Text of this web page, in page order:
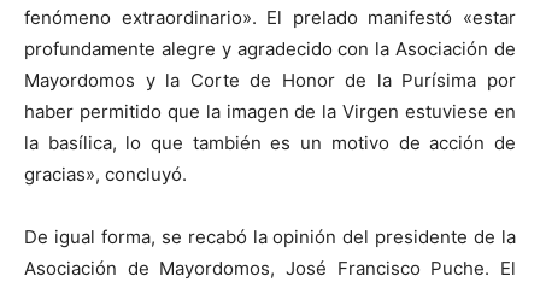
fenómeno extraordinario». El prelado manifestó «estar
profundamente alegre y agradecido con la Asociación de
Mayordomos y la Corte de Honor de la Purísima por
haber permitido que la imagen de la Virgen estuviese en
la basílica, lo que también es un motivo de acción de
gracias», concluyó.
De igual forma, se recabó la opinión del presidente de la
Asociación de Mayordomos, José Francisco Puche. El